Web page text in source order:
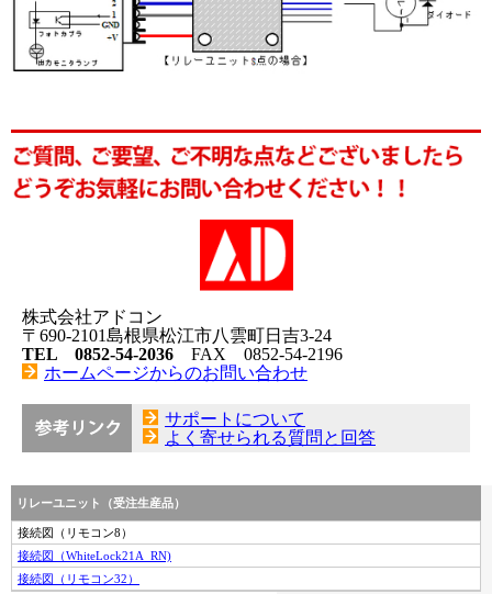
株式会社アドコン
〒690-2101島根県松江市八雲町日吉3-24
TEL 0852-54-2036 FAX 0852-54-2196
ホームページからのお問い合わせ
サポートについて
よく寄せられる質問と回答
リレーユニット（受注生産品）
接続図（リモコン8）
接続図（WhiteLock21A_RN)
接続図（リモコン32）